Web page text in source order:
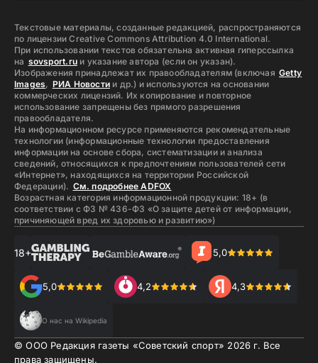
Текстовые материалы, созданные редакцией, распространяются
по лицензии Creative Commons Attribution 4.0 International.
При использовании текстов обязательна активная гиперссылка
на sovsport.ruи указание автора (если он указан).
Изображения принадлежат их правообладателям (включая Getty
Images, РИА Новости и др.) и используются на основании
коммерческих лицензий. Их копирование и повторное
использование запрещены без прямого разрешения
правообладателя.
На информационном ресурсе применяются рекомендательные
технологии (информационные технологии предоставления
информации на основе сбора, систематизации и анализа
сведений, относящихся к предпочтениям пользователей сети
«Интернет», находящихся на территории Российской
Федерации). См. подробнее ADFOX
Возрастная категория информационной продукции: 18+ (в
соответствии с ФЗ № 436-ФЗ «О защите детей от информации,
причиняющей вред их здоровью и развитию»)
18+ 5,0
5,0 4,2 4,3
О нас на Wikipedia
© ООО Редакция газеты «Советский спорт» 2026 г. Все
права защищены.